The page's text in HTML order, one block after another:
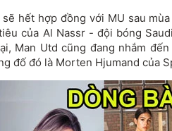
sẽ hết hợp đồng với MU sau
của Al Nassr - đội bóng
Man Utd cũng đang nhắm
đố đó là Morten Hjumand của